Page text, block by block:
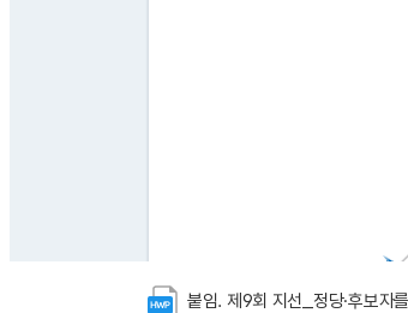
붙임. 제9회 지선_정당·후보자